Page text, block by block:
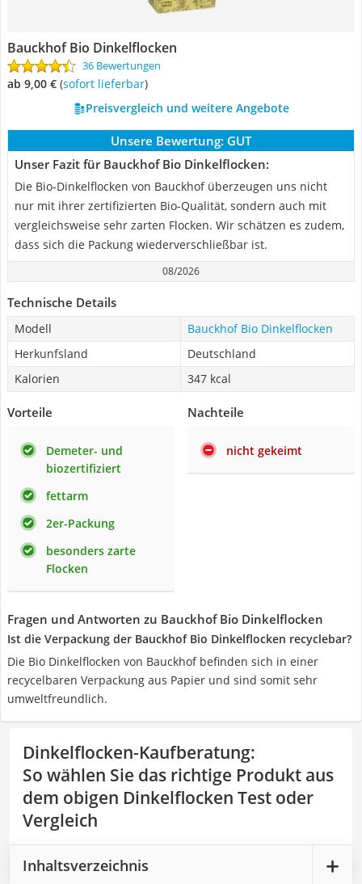
Bauckhof Bio Dinkelflocken
36 Bewertungen
ab 9,00 € ( Sofort lieferbar)
Preisvergleich und weitere Angebote
Unsere Bewertung: GUT
Unser Fazit für Bauckhof Bio Dinkelflocken:
Die Bio-Dinkelflocken von Bauckhof überzeugen uns nicht
nur mit ihrer zertifizierten Bio-Qualität, sondern auch mit
vergleichsweise sehr zarten Flocken. Wir schätzen es zudem,
dass sich die Packung wiederverschließbar ist.
08/2026
Technische Details
Modell
Bauckhof Bio Dinkelflocken
Herkunfsland
Deutschland
Kalorien
347 kcal
Vorteile
Demeter- und
biozertifiziert
fettarm
2er-Packung
besonders zarte
Flocken
Nachteile
nicht gekeimt
Fragen und Antworten zu Bauckhof Bio Dinkelflocken
Ist die Verpackung der Bauckhof Bio Dinkelflocken recyclebar?
Die Bio Dinkelflocken von Bauckhof befinden sich in einer
recycelbaren Verpackung aus Papier und sind somit sehr
umweltfreundlich.
Dinkelflocken-Kaufberatung:
So wählen Sie das richtige Produkt aus
dem obigen Dinkelflocken Test oder
Vergleich
Inhaltsverzeichnis